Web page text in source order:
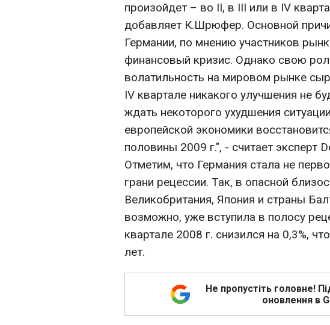
произойдет – во II, в III или в IV
добавляет К.Шрюфер. Основной
Германии, по мнению участников
финансовый кризис. Однако свою
волатильность на мировом рынке
IV квартале никакого улучшения не
ждать некоторого ухудшения
европейской экономики
половины 2009 г.", - считает эксперт
Отметим, что Германия стала не
грани рецессии. Так, в опасной
Великобритания, Япония и страны
возможно, уже вступила в полосу
квартале 2008 г. снизился на 0,3%,
лет.
Не пропустіть головне!
оновлення в